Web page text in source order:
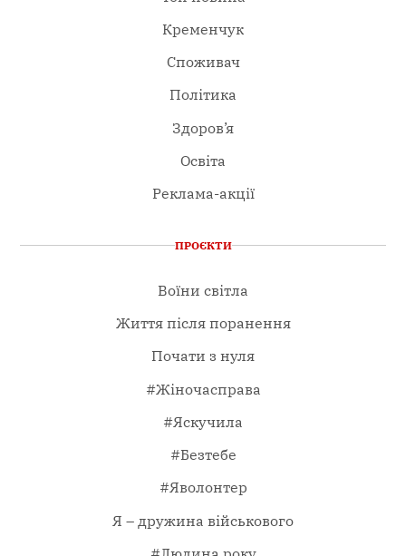
Кременчук
Споживач
Політика
Здоров’я
Освіта
Реклама-акції
ПРОЄКТИ
Воїни світла
Життя після поранення
Почати з нуля
#Жіночасправа
#Яскучила
#Безтебе
#Яволонтер
Я – дружина військового